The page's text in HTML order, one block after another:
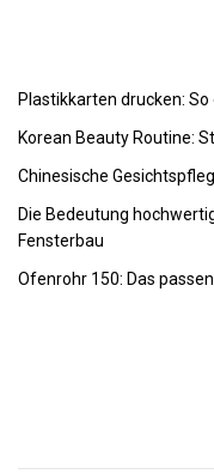
Plastikkarten drucken:
Korean Beauty Routine:
Chinesische
Die Bedeutung
Fensterbau
Ofenrohr 150: Das